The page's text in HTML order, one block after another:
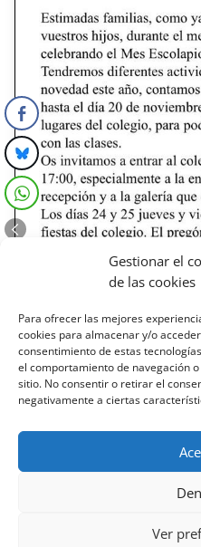
Gestionar el
de las cookies
Para ofrecer las mejores
cookies para almacenar y/o
consentimiento de estas
el comportamiento de navegación
sitio. No consentir o retirar el
negativamente a ciertas
Ver
Mes escolapio
Estimadas familias, como
vuestros hijos, durante el
celebrando el Mes
actividades y testimonios.
contamos con la EXPO